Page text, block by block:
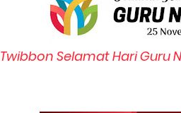
Twibbon Selamat Hari Guru